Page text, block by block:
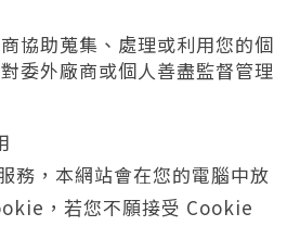
協助蒐集、處理或利用您的個
委外廠商或個人善盡監督管理
務，本網站會在您的電腦中放
，若您不願接受 Cookie